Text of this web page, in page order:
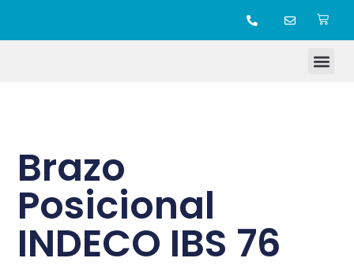
Brazo
Posicional
INDECO IBS 76